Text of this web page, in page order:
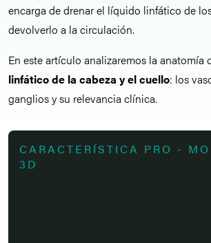
encarga de drenar el líquido linfático de
devolverlo a la circulación.
En este artículo analizaremos la anatomía
linfático de la cabeza y el cuello: los
ganglios y su relevancia clínica.
CARACTERÍSTICA PRO -
3D